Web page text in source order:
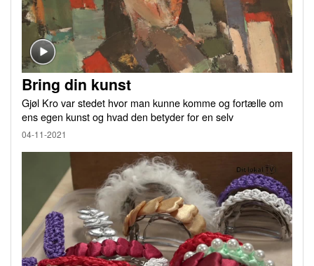
Bring din kunst
Gjøl Kro var stedet hvor man kunne komme og fortælle om
ens egen kunst og hvad den betyder for en selv
04-11-2021